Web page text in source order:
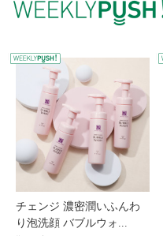
チェンジ 濃密潤いふんわ
り泡洗顔 バブルウォ...